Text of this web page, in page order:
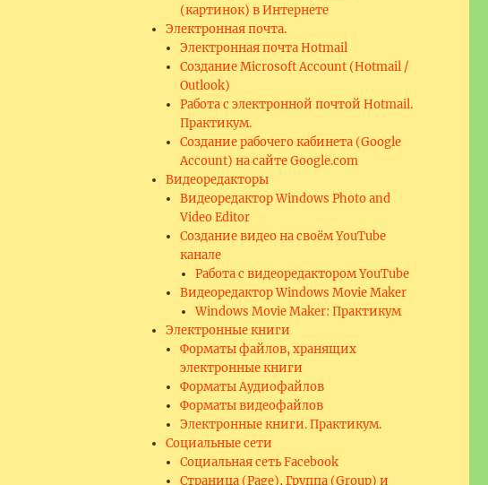
(картинок) в Интернете
Электронная почта.
Электронная почта Hotmail
Создание Microsoft Account (Hotmail /
Outlook)
Работа с электронной почтой Hotmail.
Практикум.
Создание рабочего кабинета (Google
Account) на сайте Google.com
Видеоредакторы
Видеоредактор Windows Photo and
Video Editor
Создание видео на своём YouTube
канале
Работа с видеоредактором YouTube
Видеоредактор Windows Movie Maker
Windows Movie Maker: Практикум
Электронные книги
Форматы файлов, хранящих
электронные книги
Форматы Аудиофайлов
Форматы видеофайлов
Электронные книги. Практикум.
Социальные сети
Социальная сеть Facebook
Страница (Page), Группа (Group) и